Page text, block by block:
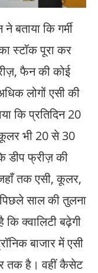
कि गर्मी
स्टॉक पूरा कर
फैन की कोई
लोगों एसी की
कि प्रतिदिन 20
कूलर भी 20 से 30
डीप फ्रीज़ की
तक एसी, कूलर,
साल की तुलना
क्वालिटी बढ़ेगी
बाजार में एसी
तक है। वहीं कैसेट